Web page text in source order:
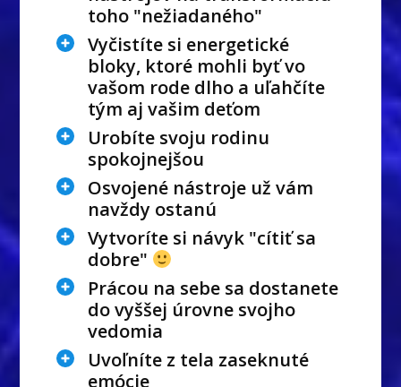
toho "nežiadaného"
Vyčistíte si energetické
bloky, ktoré mohli byť vo
vašom rode dlho a uľahčíte
tým aj vašim deťom
Urobíte svoju rodinu
spokojnejšou
Osvojené nástroje už vám
navždy ostanú
Vytvoríte si návyk "cítiť sa
dobre"
Prácou na sebe sa dostanete
do vyššej úrovne svojho
vedomia
Uvoľníte z tela zaseknuté
emócie